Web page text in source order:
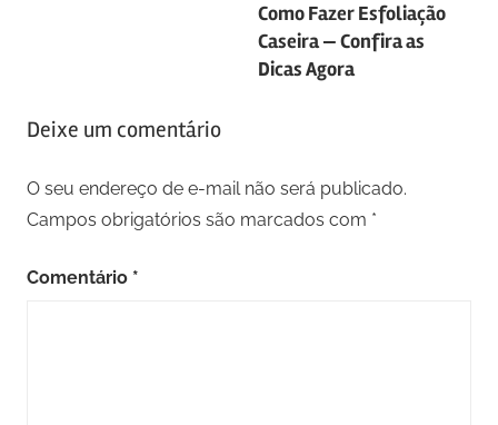
Como Fazer Esfoliação
Caseira — Confira as
Dicas Agora
Deixe um comentário
O seu endereço de e-mail não será publicado.
Campos obrigatórios são marcados com *
Comentário *